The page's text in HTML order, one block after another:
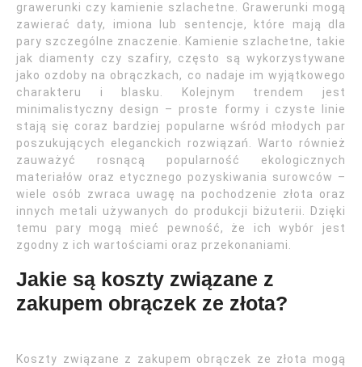
grawerunki czy kamienie szlachetne. Grawerunki mogą
zawierać daty, imiona lub sentencje, które mają dla
pary szczególne znaczenie. Kamienie szlachetne, takie
jak diamenty czy szafiry, często są wykorzystywane
jako ozdoby na obrączkach, co nadaje im wyjątkowego
charakteru i blasku. Kolejnym trendem jest
minimalistyczny design – proste formy i czyste linie
stają się coraz bardziej popularne wśród młodych par
poszukujących eleganckich rozwiązań. Warto również
zauważyć rosnącą popularność ekologicznych
materiałów oraz etycznego pozyskiwania surowców –
wiele osób zwraca uwagę na pochodzenie złota oraz
innych metali używanych do produkcji biżuterii. Dzięki
temu pary mogą mieć pewność, że ich wybór jest
zgodny z ich wartościami oraz przekonaniami.
Jakie są koszty związane z
zakupem obrączek ze złota?
Koszty związane z zakupem obrączek ze złota mogą